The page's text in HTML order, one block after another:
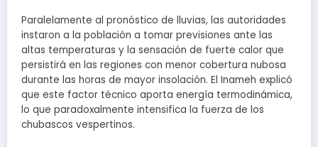
Paralelamente al pronóstico de lluvias, las autoridades
instaron a la población a tomar previsiones ante las
altas temperaturas y la sensación de fuerte calor que
persistirá en las regiones con menor cobertura nubosa
durante las horas de mayor insolación. El Inameh explicó
que este factor técnico aporta energía termodinámica,
lo que paradoxalmente intensifica la fuerza de los
chubascos vespertinos.